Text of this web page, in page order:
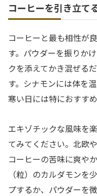
コーヒーを引き立て
コーヒーと最も相性が
す。パウダーを振りか
クを添えてかき混ぜる
す。シナモンには体を
寒い日には特におすす
エキゾチックな風味を
てみてください。北欧
コーヒーの苦味に爽や
（粒）のカルダモンを
プするか、パウダーを